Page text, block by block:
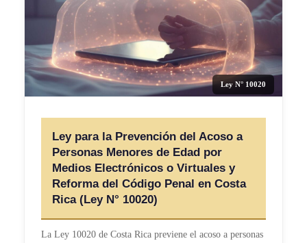
Ley N° 10020
Ley para la Prevención del Acoso a
Personas Menores de Edad por
Medios Electrónicos o Virtuales y
Reforma del Código Penal en Costa
Rica (Ley N° 10020)
La Ley 10020 de Costa Rica previene el acoso a personas